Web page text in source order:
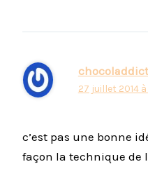
chocoladdict
27 juillet 2014 à
c’est pas une bonne
façon la technique de